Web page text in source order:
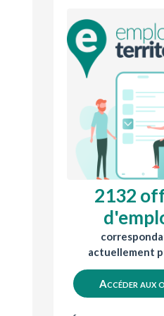
2132
actuellement
Accéder aux